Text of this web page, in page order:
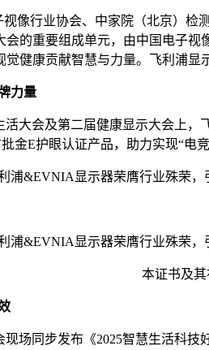
视像行业协会、中家院（北京）
的重要组成单元，由中国电子
觉健康贡献智慧与力量。飞利浦
力量
活大会及第二届健康显示大会上
金E护眼认证产品，助力实现“电
本证书及
现场同步发布《2025智慧生活科